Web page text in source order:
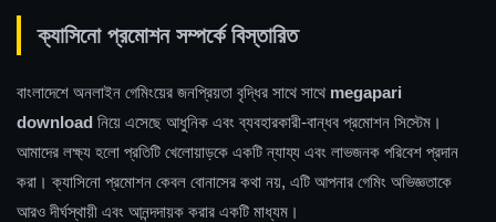
ক্যাসিনো প্রমোশন সম্পর্কে বিস্তারিত
বাংলাদেশে অনলাইন গেমিংয়ের জনপ্রিয়তা বৃদ্ধির সাথে সাথে megapari
download নিয়ে এসেছে আধুনিক এবং ব্যবহারকারী-বান্ধব প্রমোশন সিস্টেম।
আমাদের লক্ষ্য হলো প্রতিটি খেলোয়াড়কে একটি ন্যায্য এবং লাভজনক পরিবেশ প্রদান
করা। ক্যাসিনো প্রমোশন কেবল বোনাসের কথা নয়, এটি আপনার গেমিং অভিজ্ঞতাকে
আরও দীর্ঘস্থায়ী এবং আনন্দদায়ক করার একটি মাধ্যম।